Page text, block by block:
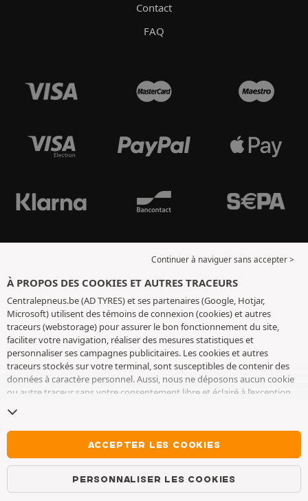
Contact
FAQ
Continuer à naviguer sans accepter >
À PROPOS DES COOKIES ET AUTRES TRACEURS
Centralepneus.be (AD TYRES) et ses partenaires (Google, Hotjar,
Microsoft) utilisent des témoins de connexion (cookies) et autres
traceurs (webstorage) pour assurer le bon fonctionnement du site,
faciliter votre navigation, réaliser des mesures statistiques et
personnaliser ses campagnes publicitaires. Les cookies et autres
traceurs stockés sur votre terminal, sont susceptibles de contenir des
données à caractère personnel. Aussi, nous ne déposons aucun cookie
ou autre traceur sans votre consentement libre et éclairé à l’exception
conservons votre choix pendant 6 mois. Vous pouvez retirer votre
consentement à tout moment en vous rendant sur lapage cookies et
. Vous pouvez choisir de continuer à naviguer sans
accepter le dépôt de cookies ou autres traceurs. Le refus ne fait pas
obstacle à l’accès aux services AD TYRES. Pour plus d’informations, nous
vous invitons à consulterla page cookies et autres traceurs
ACCEPTER LES COOKIES
PERSONNALISER LES COOKIES